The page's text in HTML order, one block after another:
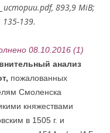
893,9 MiB;
139.
08.10.2016 (1)
анализ
пожалованных
Смоленска
княжествами
в 1505 г. и